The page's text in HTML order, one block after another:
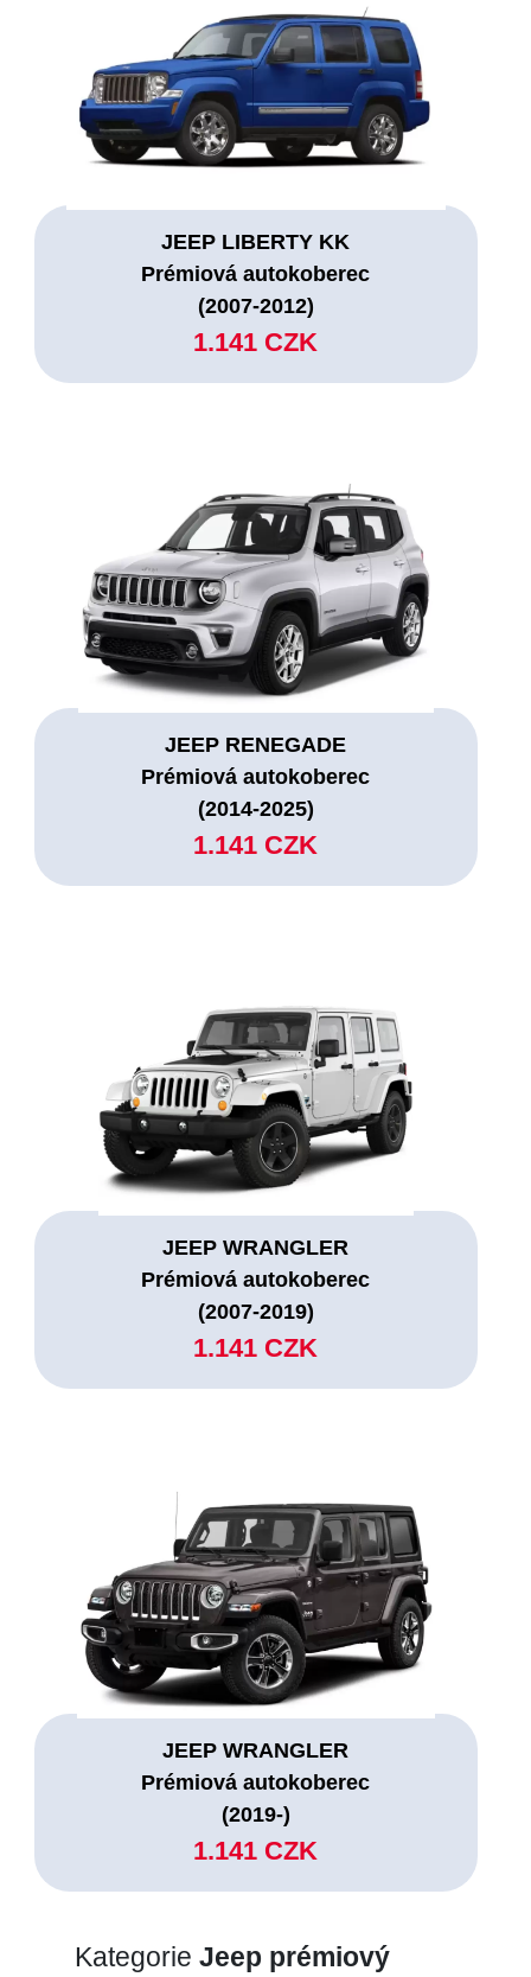
JEEP LIBERTY KK
Prémiová autokoberec
(2007-2012)
1.141 CZK
JEEP RENEGADE
Prémiová autokoberec
(2014-2025)
1.141 CZK
JEEP WRANGLER
Prémiová autokoberec
(2007-2019)
1.141 CZK
JEEP WRANGLER
Prémiová autokoberec
(2019-)
1.141 CZK
Kategorie Jeep prémiový